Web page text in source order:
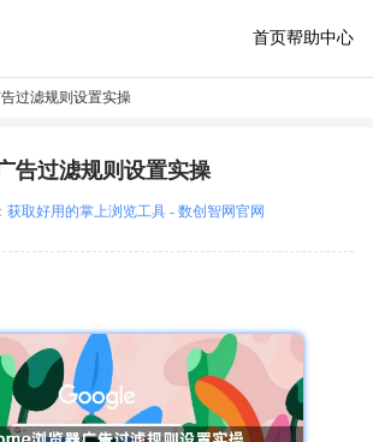
首页帮助中心
过滤规则设置实操
告过滤规则设置实操
获取好用的掌上浏览工具 - 数创智网官网